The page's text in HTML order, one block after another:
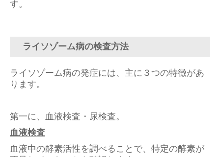
す。
ライソゾーム病の検査方法
ライソゾーム病の発症には、主に３つの特徴があ
ります。
第一に、血液検査・尿検査。
血液検査
血液中の酵素活性を調べることで、特定の酵素が